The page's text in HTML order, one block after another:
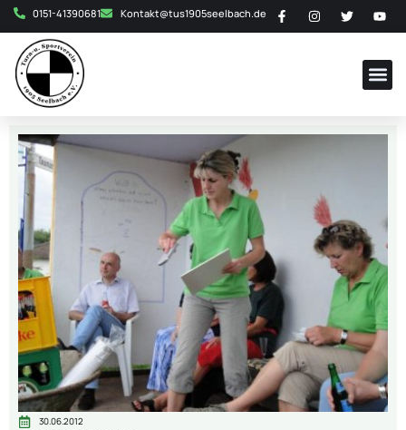
0151-41390681 Kontakt@tus1905seelbach.de
30.06.2012